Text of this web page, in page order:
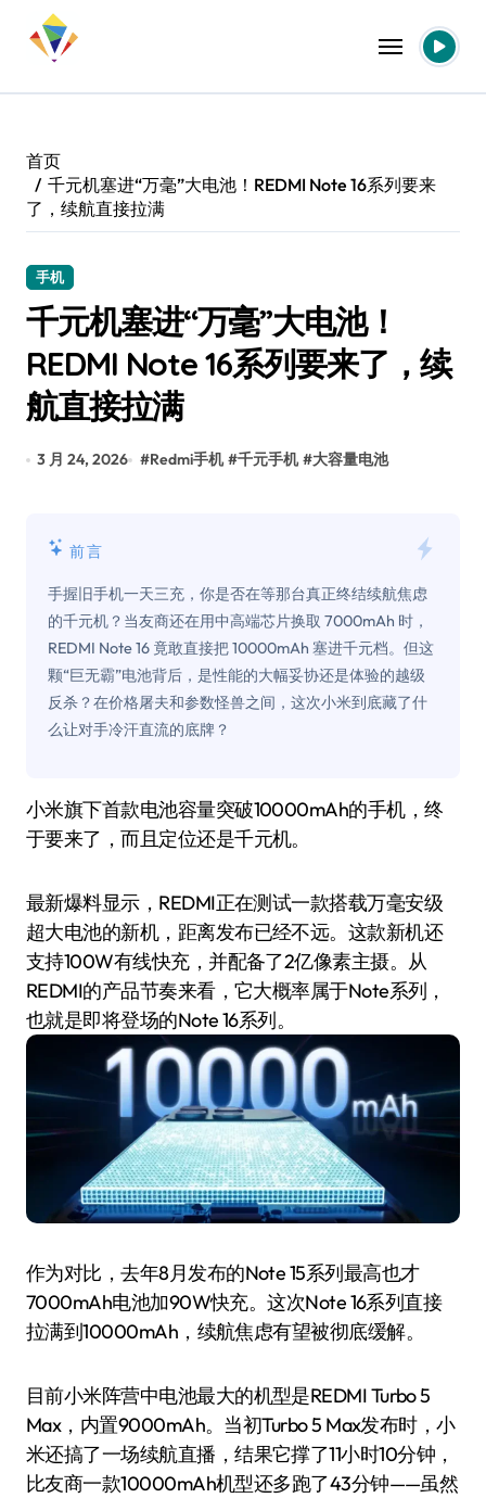
首页
千元机塞进“万毫”大电池！REDMI Note 16系列要来
了，续航直接拉满
手机
千元机塞进“万毫”大电池！
REDMI Note 16系列要来了，续
航直接拉满
3 月 24, 2026 #Redmi手机 #千元手机 #大容量电池
前言
手握旧手机一天三充，你是否在等那台真正终结续航焦虑
的千元机？当友商还在用中高端芯片换取 7000mAh 时，
REDMI Note 16 竟敢直接把 10000mAh 塞进千元档。但这
颗“巨无霸”电池背后，是性能的大幅妥协还是体验的越级
反杀？在价格屠夫和参数怪兽之间，这次小米到底藏了什
么让对手冷汗直流的底牌？
小米旗下首款电池容量突破10000mAh的手机，终
于要来了，而且定位还是千元机。
最新爆料显示，REDMI正在测试一款搭载万毫安级
超大电池的新机，距离发布已经不远。这款新机还
支持100W有线快充，并配备了2亿像素主摄。从
REDMI的产品节奏来看，它大概率属于Note系列，
也就是即将登场的Note 16系列。
作为对比，去年8月发布的Note 15系列最高也才
7000mAh电池加90W快充。这次Note 16系列直接
拉满到10000mAh，续航焦虑有望被彻底缓解。
目前小米阵营中电池最大的机型是REDMI Turbo 5
Max，内置9000mAh。当初Turbo 5 Max发布时，小
米还搞了一场续航直播，结果它撑了11小时10分钟，
比友商一款10000mAh机型还多跑了43分钟——虽然